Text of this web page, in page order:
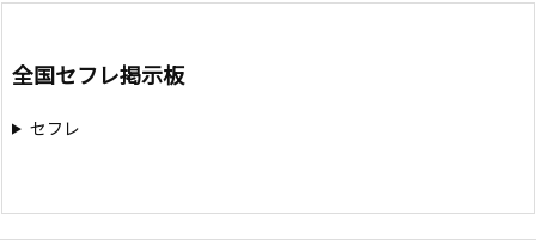
全国セフレ掲示板
セフレ